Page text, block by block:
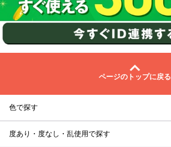
ページのトップに戻る
色で探す
度あり・度なし・乱使用で探す